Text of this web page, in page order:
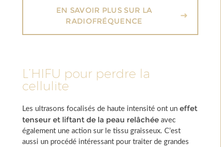
EN SAVOIR PLUS SUR LA
RADIOFRÉQUENCE
L’HIFU pour perdre la
cellulite
Les ultrasons focalisés de haute intensité ont un effet
tenseur et liftant de la peau relâchéeavec
également une action sur le tissu graisseux. C’est
aussi un procédé intéressant pour traiter de grandes